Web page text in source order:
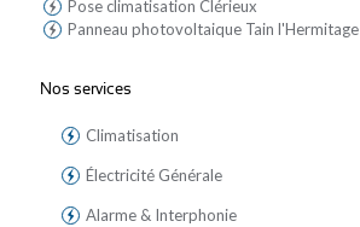
Pose climatisation Clérieux
Panneau photovoltaique Tain l'Hermitage
Nos services
Climatisation
Électricité Générale
Alarme & Interphonie